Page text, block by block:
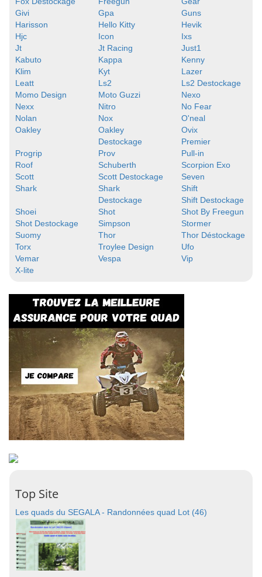
Givi
Gpa
Guns
Harisson
Hello Kitty
Hevik
Hjc
Icon
Ixs
Jt
Jt Racing
Just1
Kabuto
Kappa
Kenny
Klim
Kyt
Lazer
Leatt
Ls2
Ls2 Destockage
Momo Design
Moto Guzzi
Nexo
Nexx
Nitro
No Fear
Nolan
Nox
O'neal
Oakley
Oakley
Destockage
Ovix
Premier
Progrip
Prov
Pull-in
Roof
Schuberth
Scorpion Exo
Scott
Scott Destockage
Seven
Shark
Shark
Destockage
Shift
Shift Destockage
Shoei
Shot
Shot By Freegun
Shot Destockage
Simpson
Stormer
Suomy
Thor
Thor Déstockage
Torx
Troylee Design
Ufo
Vemar
Vespa
Vip
X-lite
Top Site
Les quads du SEGALA - Randonnées quad Lot (46)